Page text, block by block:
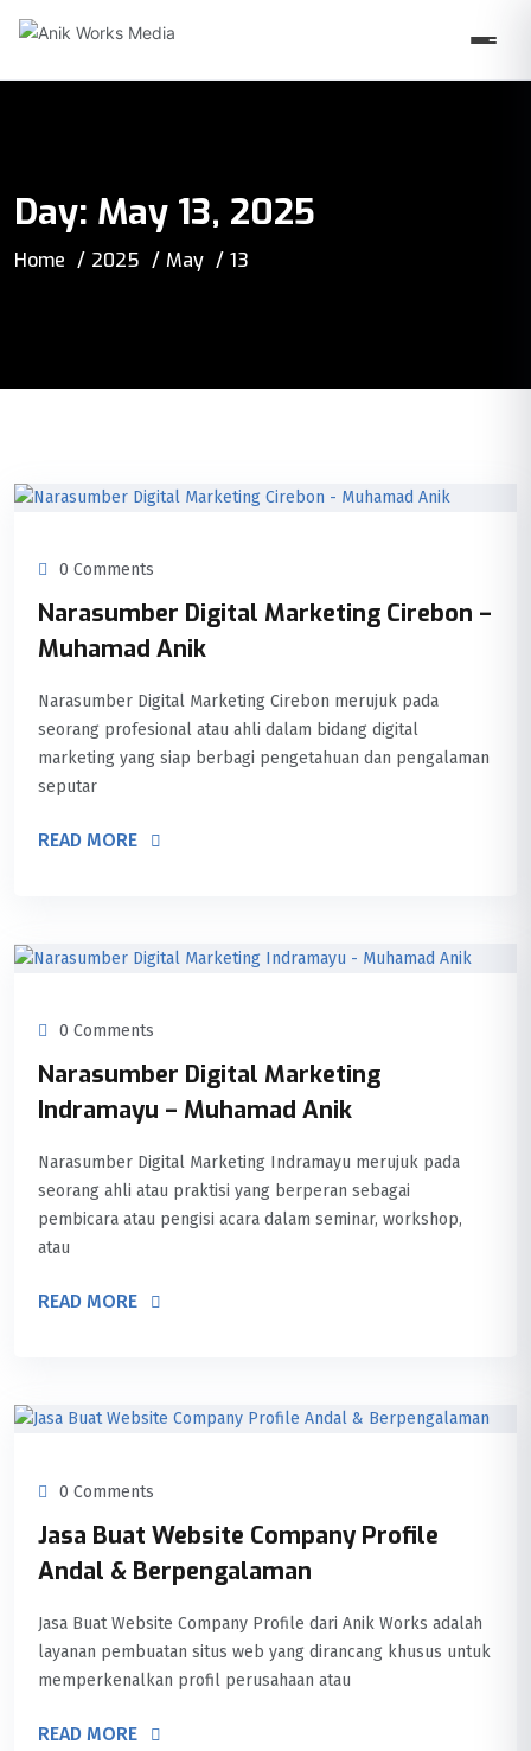
Day: May 13, 2025
Home 2025 May 13
0 Comments
Narasumber Digital Marketing Cirebon –
Muhamad Anik
Narasumber Digital Marketing Cirebon merujuk pada
seorang profesional atau ahli dalam bidang digital
marketing yang siap berbagi pengetahuan dan pengalaman
seputar
READ MORE
0 Comments
Narasumber Digital Marketing
Indramayu – Muhamad Anik
Narasumber Digital Marketing Indramayu merujuk pada
seorang ahli atau praktisi yang berperan sebagai
pembicara atau pengisi acara dalam seminar, workshop,
atau
READ MORE
0 Comments
Jasa Buat Website Company Profile
Andal & Berpengalaman
Jasa Buat Website Company Profile dari Anik Works adalah
layanan pembuatan situs web yang dirancang khusus untuk
memperkenalkan profil perusahaan atau
READ MORE